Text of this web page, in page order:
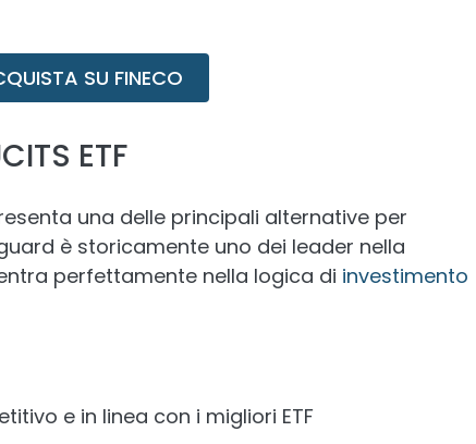
SU FINECO
ETF
una delle principali alternative per
è storicamente uno dei leader nella
perfettamente nella logica di investimento
e in linea con i migliori ETF